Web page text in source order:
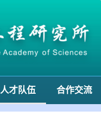
人才队伍 合作交流